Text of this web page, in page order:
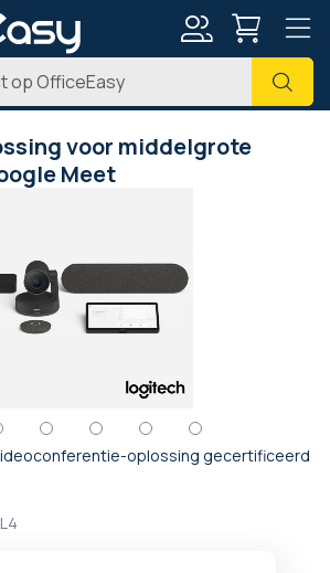
Zoek
voor middelgrote
Meet
oplossing gecertificeerd